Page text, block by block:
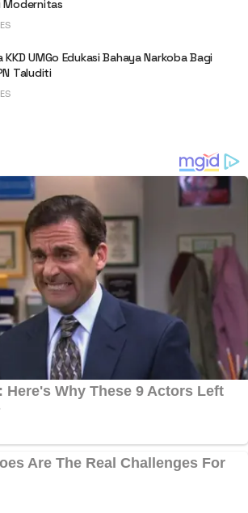
Modernitas
KKD UMGo Edukasi Bahaya Narkoba Bagi
Taluditi